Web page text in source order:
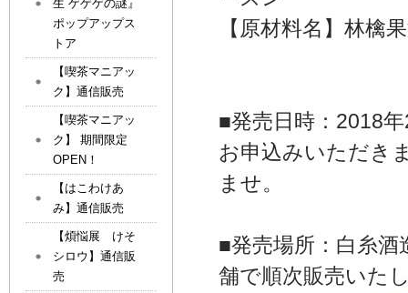
【原材料名】林檎
■発売日時：2018
お申込みいただき
ませ。
■発売場所：白糸
舗で順次販売いた
生 ゲゲゲの謎』
ポップアップス
トア
【喫茶マニアッ
ク】通信販売
【喫茶マニアッ
ク】 期間限定
OPEN！
【はこわけあ
み】通信販売
【煩悩展 けそ
シロウ】通信販
売